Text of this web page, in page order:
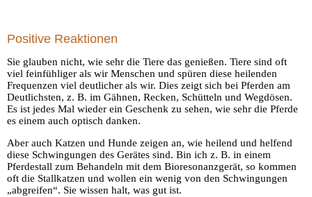
Positive Reaktionen
Sie glauben nicht, wie sehr die Tiere das genießen. Tiere sind oft
viel feinfühliger als wir Menschen und spüren diese heilenden
Frequenzen viel deutlicher als wir. Dies zeigt sich bei Pferden am
Deutlichsten, z. B. im Gähnen, Recken, Schütteln und Wegdösen.
Es ist jedes Mal wieder ein Geschenk zu sehen, wie sehr die Pferde
es einem auch optisch danken.
Aber auch Katzen und Hunde zeigen an, wie heilend und helfend
diese Schwingungen des Gerätes sind. Bin ich z. B. in einem
Pferdestall zum Behandeln mit dem Bioresonanzgerät, so kommen
oft die Stallkatzen und wollen ein wenig von den Schwingungen
„abgreifen“. Sie wissen halt, was gut ist.